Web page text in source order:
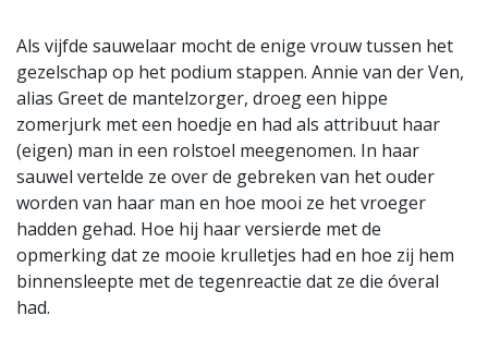
Als vijfde sauwelaar mocht de enige vrouw tussen het
gezelschap op het podium stappen. Annie van der Ven,
alias Greet de mantelzorger, droeg een hippe
zomerjurk met een hoedje en had als attribuut haar
(eigen) man in een rolstoel meegenomen. In haar
sauwel vertelde ze over de gebreken van het ouder
worden van haar man en hoe mooi ze het vroeger
hadden gehad. Hoe hij haar versierde met de
opmerking dat ze mooie krulletjes had en hoe zij hem
binnensleepte met de tegenreactie dat ze die óveral
had.